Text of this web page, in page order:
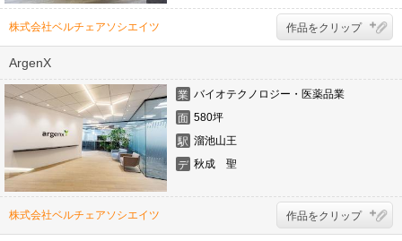
ザ
株式会社ベルチェアソシエイツ 作品をクリップ
ArgenX
業
態
バイオテクノロジー・医薬品業
面
積
580坪
駅溜池山王
デ
イ
秋成 聖
株式会社ベルチェアソシエイツ 作品をクリップ